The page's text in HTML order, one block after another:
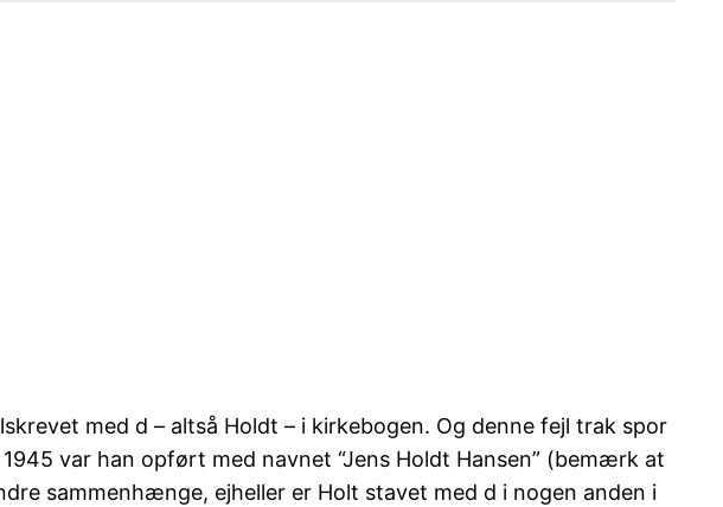
med d – altså Holdt – i kirkebogen. Og denne fejl trak spor
var han opført med navnet “Jens Holdt Hansen” (bemærk at
sammenhænge, ejheller er Holt stavet med d i nogen anden i